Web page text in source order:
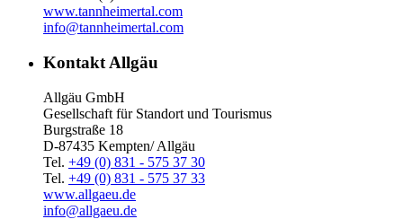
www.tannheimertal.com
info@tannheimertal.com
Kontakt Allgäu
Allgäu GmbH
Gesellschaft für Standort und Tourismus
Burgstraße 18
D-87435 Kempten/ Allgäu
Tel. +49 (0) 831 - 575 37 30
Tel. +49 (0) 831 - 575 37 33
www.allgaeu.de
info@allgaeu.de